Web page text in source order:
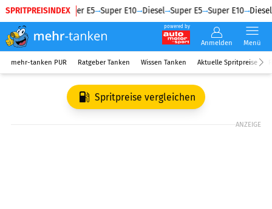
SPRITPREISINDEX
Diesel Super E5 Super E10 Diesel Super E5 Super E10 Diesel
powered by
Anmelden Menü
mehr-tanken PUR Ratgeber Tanken Wissen Tanken Aktuelle Spritpreise
Spritpreise vergleichen
ANZEIGE